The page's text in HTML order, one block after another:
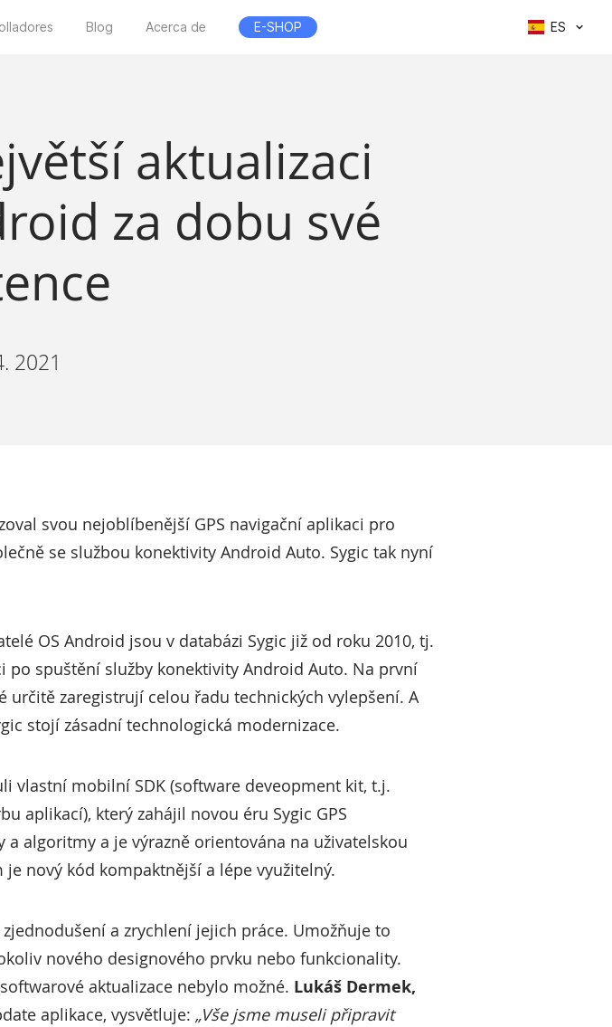
Blog Acerca de E-SHOP ES
aktualizaci
za dobu své
2021
svou nejoblíbenější GPS navigační aplikaci pro
se službou konektivity Android Auto. Sygic tak nyní
OS Android jsou v databázi Sygic již od roku 2010, tj.
spuštění služby konektivity Android Auto. Na první
zaregistrují celou řadu technických vylepšení. A
stojí zásadní technologická modernizace.
vlastní mobilní SDK (software deveopment kit, t.j.
aplikací), který zahájil novou éru Sygic GPS
algoritmy a je výrazně orientována na uživatelskou
nový kód kompaktnější a lépe využitelný.
a zrychlení jejich práce. Umožňuje to
nového designového prvku nebo funkcionality.
aktualizace nebylo možné. Lukáš Dermek,
aplikace, vysvětluje: „Vše jsme museli připravit